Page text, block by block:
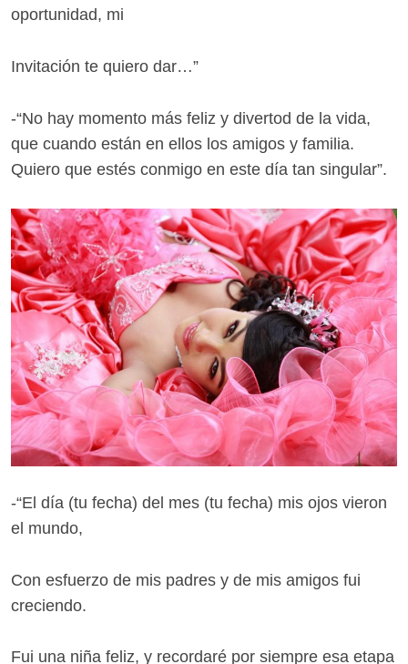
oportunidad, mi
Invitación te quiero dar…”
-“No hay momento más feliz y divertod de la vida,
que cuando están en ellos los amigos y familia.
Quiero que estés conmigo en este día tan singular”.
-“El día (tu fecha) del mes (tu fecha) mis ojos vieron
el mundo,
Con esfuerzo de mis padres y de mis amigos fui
creciendo.
Fui una niña feliz, y recordaré por siempre esa etapa